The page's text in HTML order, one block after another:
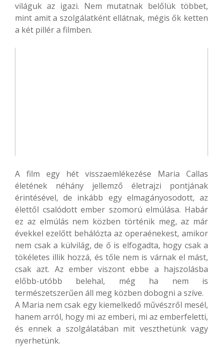
világuk az igazi. Nem mutatnak belőlük többet,
mint amit a szolgálatként ellátnak, mégis ők ketten
a két pillér a filmben.
A film egy hét visszaemlékezése Maria Callas
életének néhány jellemző életrajzi pontjának
érintésével, de inkább egy elmagányosodott, az
élettől csalódott ember szomorú elmúlása. Habár
ez az elmúlás nem közben történik meg, az már
évekkel ezelőtt behálózta az operaénekest, amikor
nem csak a külvilág, de ő is elfogadta, hogy csak a
tökéletes illik hozzá, és tőle nem is várnak el mást,
csak azt. Az ember viszont ebbe a hajszolásba
előbb-utóbb belehal, még ha nem is
természetszerűen áll meg közben dobogni a szíve.
A Maria nem csak egy kiemelkedő művészről mesél,
hanem arról, hogy mi az emberi, mi az emberfeletti,
és ennek a szolgálatában mit veszthetünk vagy
nyerhetünk.